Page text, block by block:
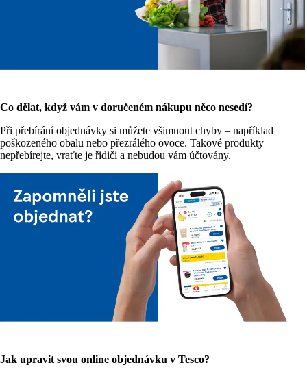
Co dělat, když vám v doručeném nákupu něco nesedí?
Při přebírání objednávky si můžete všimnout chyby – například
poškozeného obalu nebo přezrálého ovoce. Takové produkty
nepřebírejte, vraťte je řidiči a nebudou vám účtovány.
Jak upravit svou online objednávku v Tesco?